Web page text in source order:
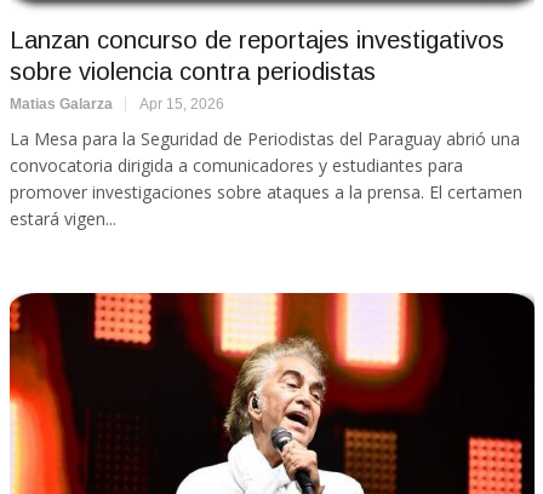
Lanzan concurso de reportajes investigativos
sobre violencia contra periodistas
Matias Galarza Apr 15, 2026
La Mesa para la Seguridad de Periodistas del Paraguay abrió una
convocatoria dirigida a comunicadores y estudiantes para
promover investigaciones sobre ataques a la prensa. El certamen
estará vigen...